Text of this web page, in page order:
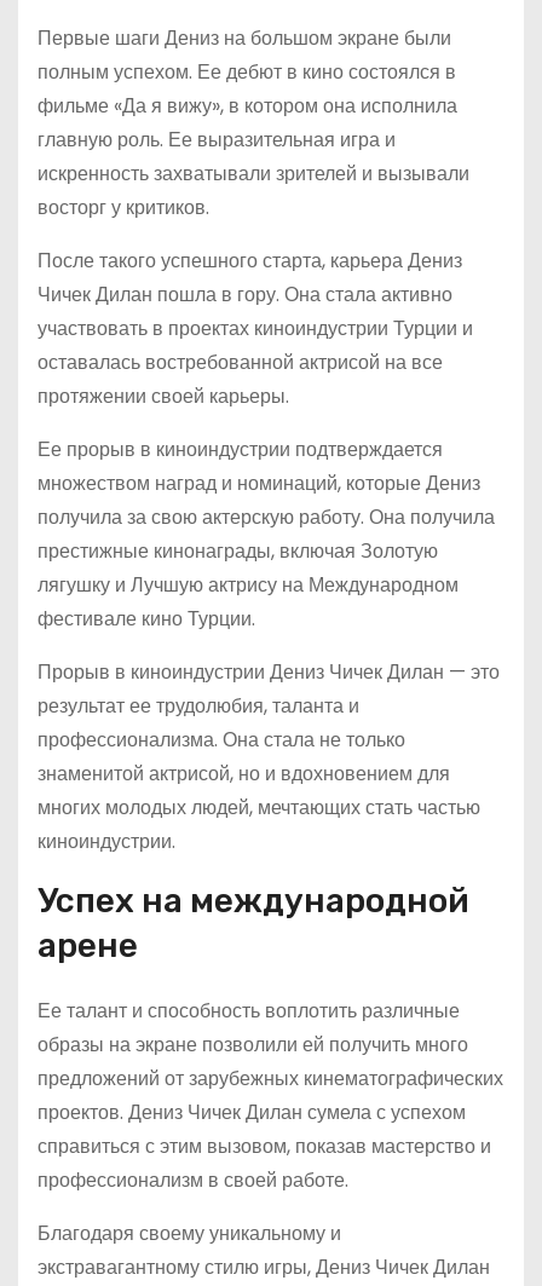
Первые шаги Дениз на большом экране были
полным успехом. Ее дебют в кино состоялся в
фильме «Да я вижу», в котором она исполнила
главную роль. Ее выразительная игра и
искренность захватывали зрителей и вызывали
восторг у критиков.
После такого успешного старта, карьера Дениз
Чичек Дилан пошла в гору. Она стала активно
участвовать в проектах киноиндустрии Турции и
оставалась востребованной актрисой на все
протяжении своей карьеры.
Ее прорыв в киноиндустрии подтверждается
множеством наград и номинаций, которые Дениз
получила за свою актерскую работу. Она получила
престижные кинонаграды, включая Золотую
лягушку и Лучшую актрису на Международном
фестивале кино Турции.
Прорыв в киноиндустрии Дениз Чичек Дилан — это
результат ее трудолюбия, таланта и
профессионализма. Она стала не только
знаменитой актрисой, но и вдохновением для
многих молодых людей, мечтающих стать частью
киноиндустрии.
Успех на международной
арене
Ее талант и способность воплотить различные
образы на экране позволили ей получить много
предложений от зарубежных кинематографических
проектов. Дениз Чичек Дилан сумела с успехом
справиться с этим вызовом, показав мастерство и
профессионализм в своей работе.
Благодаря своему уникальному и
экстравагантному стилю игры, Дениз Чичек Дилан